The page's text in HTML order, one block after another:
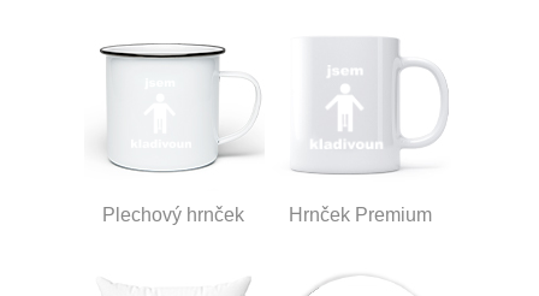
Plechový hrnček Hrnček Premium